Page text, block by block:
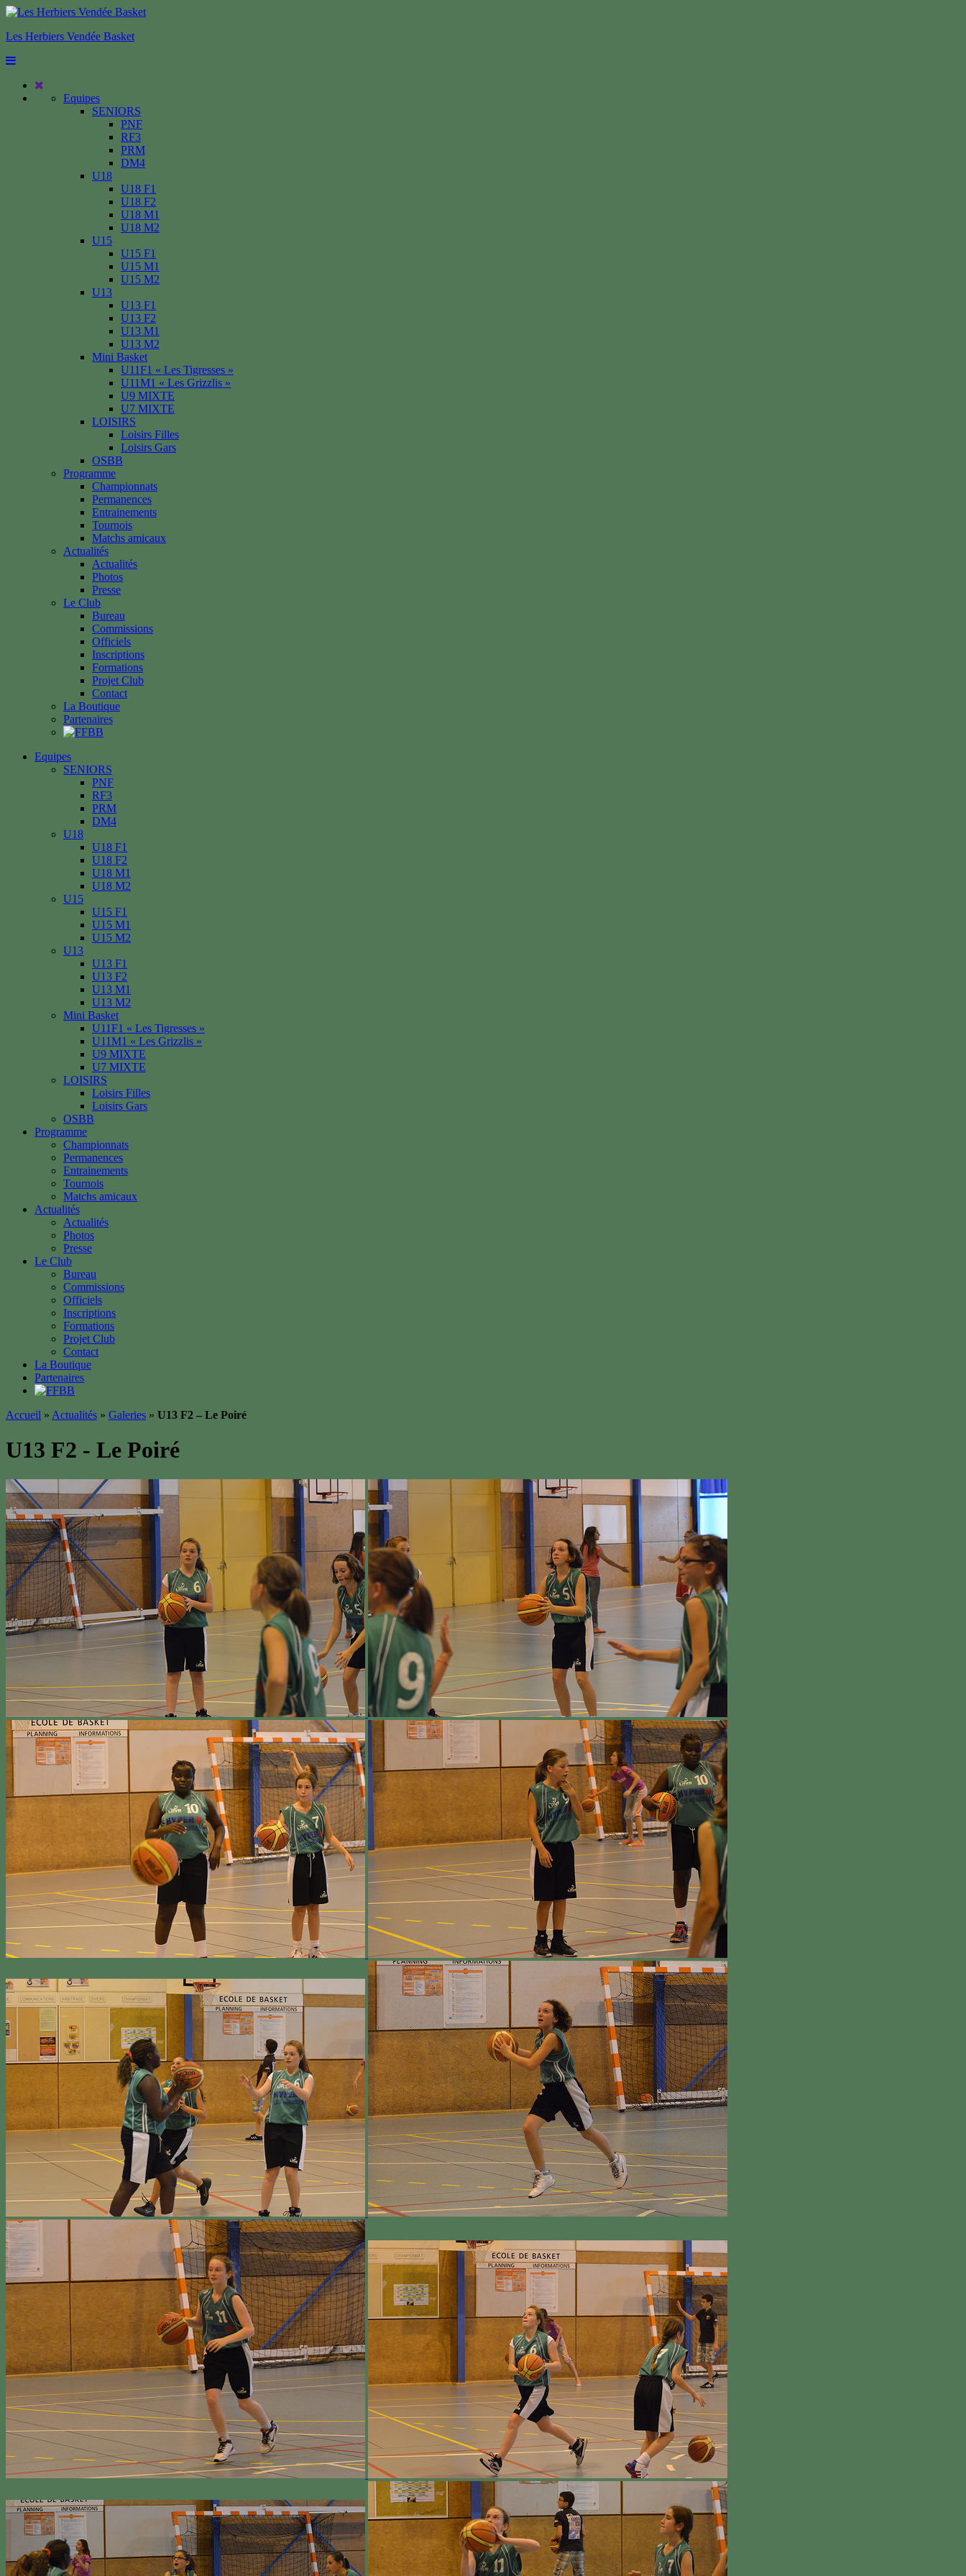
Les Herbiers Vendée Basket
Equipes
SENIORS
PNF
RF3
PRM
DM4
U18
U18 F1
U18 F2
U18 M1
U18 M2
U15
U15 F1
U15 M1
U15 M2
U13
U13 F1
U13 F2
U13 M1
U13 M2
Mini Basket
U11F1 « Les Tigresses »
U11M1 « Les Grizzlis »
U9 MIXTE
U7 MIXTE
LOISIRS
Loisirs Filles
Loisirs Gars
OSBB
Programme
Championnats
Permanences
Entrainements
Tournois
Matchs amicaux
Actualités
Actualités
Photos
Presse
Le Club
Bureau
Commissions
Officiels
Inscriptions
Formations
Projet Club
Contact
La Boutique
Partenaires
Equipes
SENIORS
PNF
RF3
PRM
DM4
U18
U18 F1
U18 F2
U18 M1
U18 M2
U15
U15 F1
U15 M1
U15 M2
U13
U13 F1
U13 F2
U13 M1
U13 M2
Mini Basket
U11F1 « Les Tigresses »
U11M1 « Les Grizzlis »
U9 MIXTE
U7 MIXTE
LOISIRS
Loisirs Filles
Loisirs Gars
OSBB
Programme
Championnats
Permanences
Entrainements
Tournois
Matchs amicaux
Actualités
Actualités
Photos
Presse
Le Club
Bureau
Commissions
Officiels
Inscriptions
Formations
Projet Club
Contact
La Boutique
Partenaires
Accueil » Actualités » Galeries » U13 F2 – Le Poiré
U13 F2 - Le Poiré